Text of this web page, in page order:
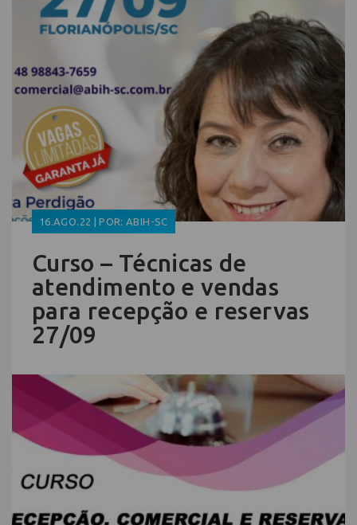
16.AGO.22 | POR: ABIH-SC
Curso – Técnicas de
atendimento e vendas
para recepção e reservas
27/09